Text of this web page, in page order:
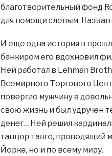
благотворительный фонд
для помощи слепым. Назван
И еще одна история в
банкиром его вдохновил
Ней работал в Lehman
Всемирного Торгового
повергло мужчину в
свою жизнь и был удручен
денег… Ней решил
танцор танго, проводящий
Йорке, но и по всему миру.